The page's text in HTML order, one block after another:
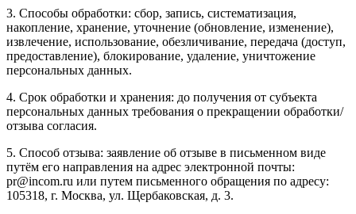
3. Способы обработки: сбор, запись, систематизация,
накопление, хранение, уточнение (обновление, изменение),
извлечение, использование, обезличивание, передача (доступ,
предоставление), блокирование, удаление, уничтожение
персональных данных.
4. Срок обработки и хранения: до получения от субъекта
персональных данных требования о прекращении обработки/
отзыва согласия.
5. Способ отзыва: заявление об отзыве в письменном виде
путём его направления на адрес электронной почты:
pr@incom.ru или путем письменного обращения по адресу:
105318, г. Москва, ул. Щербаковская, д. 3.